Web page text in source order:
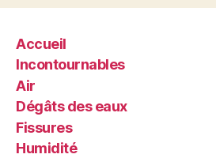
Accueil
Incontournables
Air
Dégâts des eaux
Fissures
Humidité